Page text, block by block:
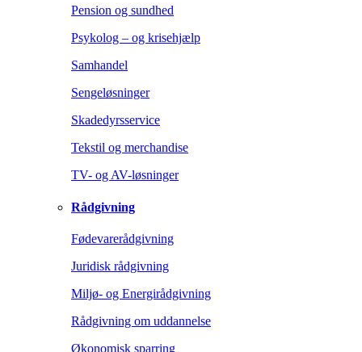
Pension og sundhed
Psykolog – og krisehjælp
Samhandel
Sengeløsninger
Skadedyrsservice
Tekstil og merchandise
TV- og AV-løsninger
Rådgivning
Fødevarerådgivning
Juridisk rådgivning
Miljø- og Energirådgivning
Rådgivning om uddannelse
Økonomisk sparring